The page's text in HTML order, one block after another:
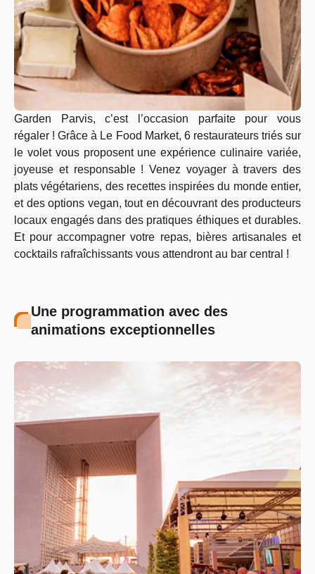
Garden Parvis, c’est l’occasion parfaite pour vous
régaler ! Grâce à Le Food Market, 6 restaurateurs triés sur
le volet vous proposent une expérience culinaire variée,
joyeuse et responsable ! Venez voyager à travers des
plats végétariens, des recettes inspirées du monde entier,
et des options vegan, tout en découvrant des producteurs
locaux engagés dans des pratiques éthiques et durables.
Et pour accompagner votre repas, bières artisanales et
cocktails rafraîchissants vous attendront au bar central !
Une programmation avec des
animations exceptionnelles